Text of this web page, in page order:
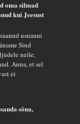
oma silmad
kui Jeesust
usuanni
Sind
neile,
Anna, et sel
ei
sõna,